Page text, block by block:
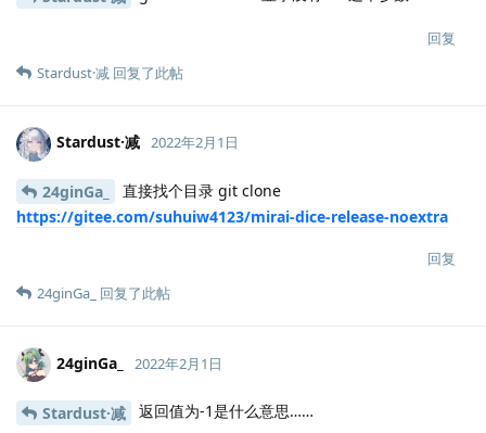
回复
Stardust·减 回复了此帖
Stardust·减 2022年2月1日
24ginGa_
直接找个目录 git clone
https://gitee.com/suhuiw4123/mirai-dice-release-noextra
回复
24ginGa_ 回复了此帖
24ginGa_ 2022年2月1日
Stardust·减 返回值为-1是什么意思……